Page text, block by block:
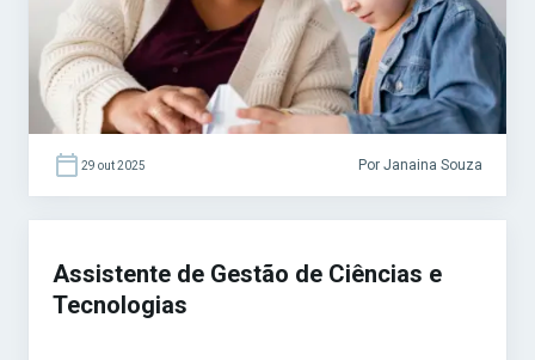
2026! Esse cargo é bastante comum […]
29 out 2025 Por Janaina Souza
Assistente de Gestão de Ciências e
Tecnologias